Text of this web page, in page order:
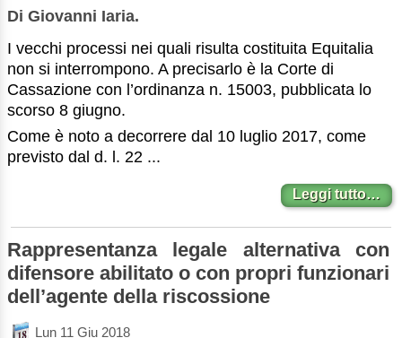
Di Giovanni Iaria.
I vecchi processi nei quali risulta costituita Equitalia
non si interrompono. A precisarlo è la Corte di
Cassazione con l’ordinanza n. 15003, pubblicata lo
scorso 8 giugno.
Come è noto a decorrere dal 10 luglio 2017, come
previsto dal d. l. 22 ...
Leggi tutto…
Rappresentanza legale alternativa con
difensore abilitato o con propri funzionari
dell’agente della riscossione
Lun 11 Giu 2018